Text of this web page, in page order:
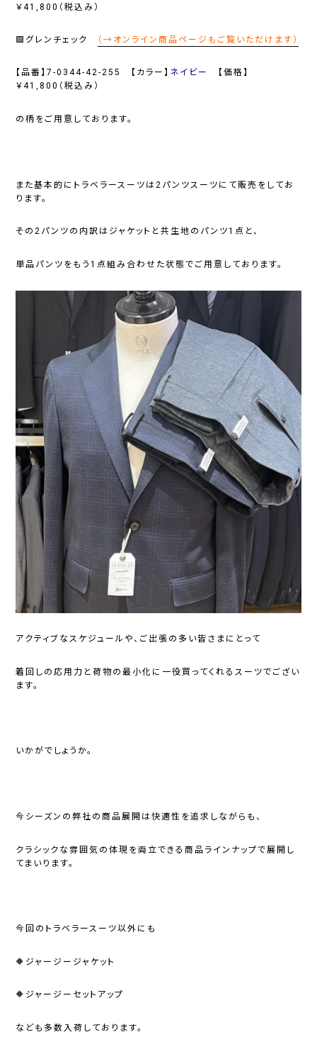
￥41,800（税込み）
🟩グレンチェック （→オンライン商品ページもご覧いただけます）
【品番】7-0344-42-255 【カラー】 ネイビー
【価格】
￥41,800（税込み）
の柄をご用意しております。
また基本的にトラベラースーツは2パンツスーツにて販売をしてお
ります。
その2パンツの内訳はジャケットと共生地のパンツ1点と、
単品パンツをもう1点組み合わせた状態でご用意しております。
アクティブなスケジュールや、ご出張の多い皆さまにとって
着回しの応用力と荷物の最小化に一役買ってくれるスーツでござい
ます。
いかがでしょうか。
今シーズンの弊社の商品展開は快適性を追求しながらも、
クラシックな雰囲気の体現を両立できる商品ラインナップで展開し
てまいります。
今回のトラベラースーツ以外にも
🔶ジャージージャケット
🔶ジャージーセットアップ
なども多数入荷しております。